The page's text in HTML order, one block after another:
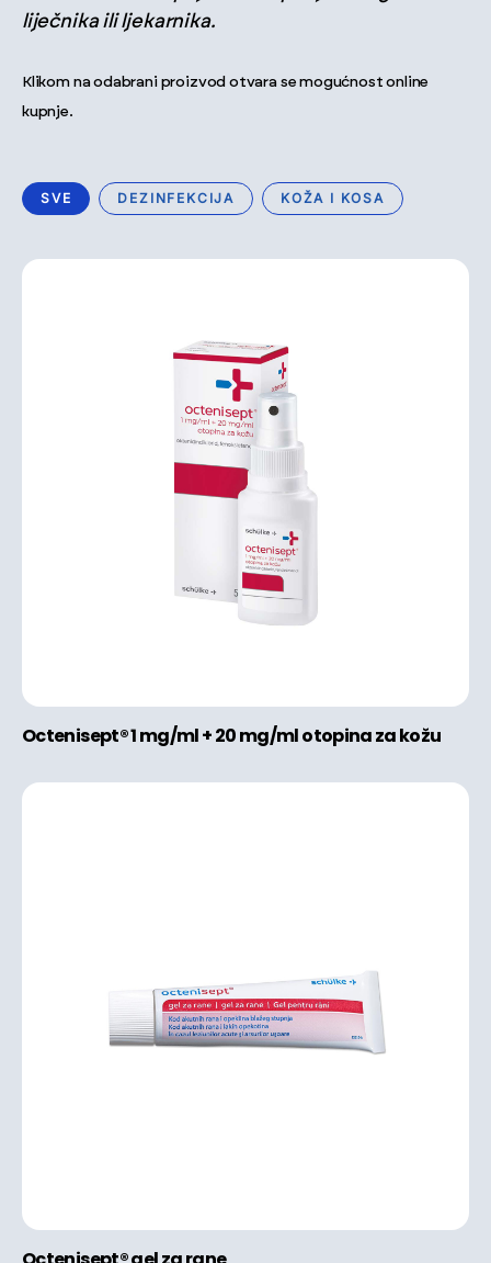
liječnika ili ljekarnika.
Klikom na odabrani proizvod otvara se mogućnost online
kupnje.
SVE DEZINFEKCIJA KOŽA I KOSA
Octenisept® 1 mg/ml + 20 mg/ml otopina za kožu